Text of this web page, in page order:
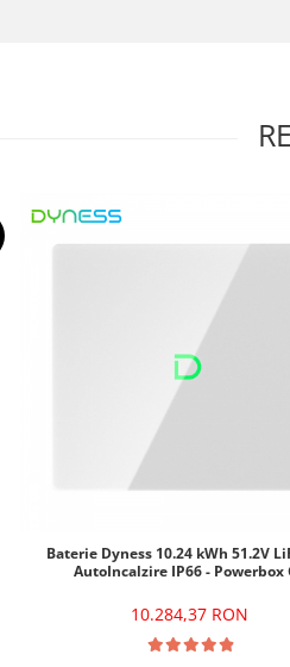
Baterie Dyness 10.24 kWh 51.2V
AutoIncalzire IP66 - Powerbox
10.284,37 RON